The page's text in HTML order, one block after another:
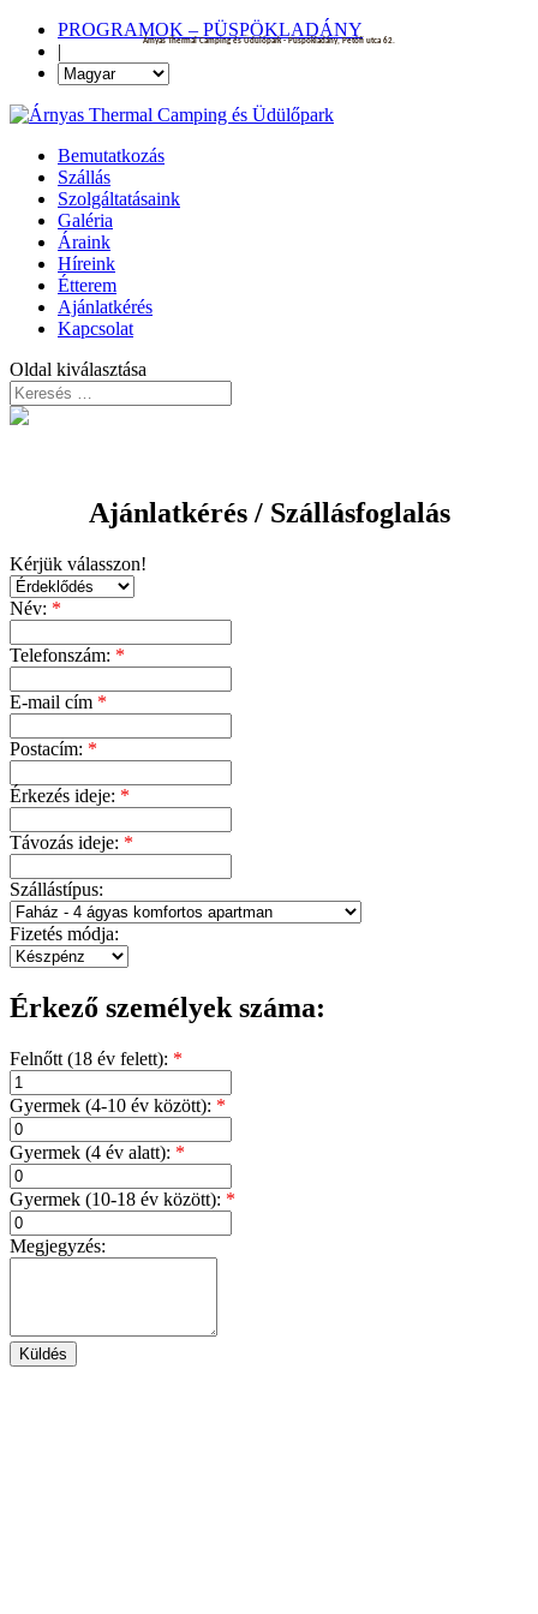
PROGRAMOK – PÜSPÖKLADÁNY
|
Bemutatkozás
Szállás
Szolgáltatásaink
Galéria
Áraink
Híreink
Étterem
Ajánlatkérés
Kapcsolat
Oldal kiválasztása
Árnyas Thermal Camping és Üdülőpark - Püspökladány, Petőfi utca 62.
Ajánlatkérés / Szállásfoglalás
Kérjük válasszon!
Név: *
Telefonszám: *
E-mail cím *
Postacím: *
Érkezés ideje: *
Távozás ideje: *
Szállástípus:
Fizetés módja:
Érkező személyek száma:
Felnőtt (18 év felett): *
Gyermek (4-10 év között): *
Gyermek (4 év alatt): *
Gyermek (10-18 év között): *
Megjegyzés: